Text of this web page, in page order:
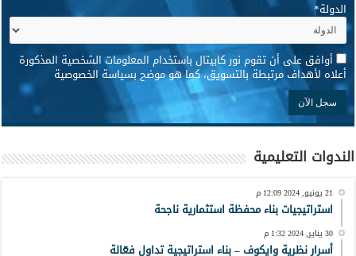
الدولة*
* أوافق على أن تقوم نور كابيتال باستخدام المعلومات الشخصية المذكورة
أعلاه لأهداف مرتبطة بالتسويق، كما هو موضح بسياسة الخصوصية
الندوات التعليمية
21 يونيو, 2024 12:09 م
استراتيجيات بناء محفظة استثمارية ناجحة
30 يناير, 2024 1:32 م
أسرار نظرية وايكوف – بناء استراتيجية تداول فعّالة